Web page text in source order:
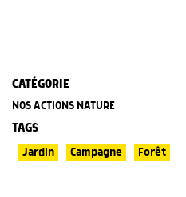
CATÉGORIE
NOS ACTIONS NATURE
TAGS
Jardin Campagne Forêt